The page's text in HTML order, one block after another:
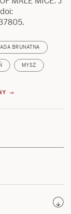
BRUNATNA
MYSZ
→